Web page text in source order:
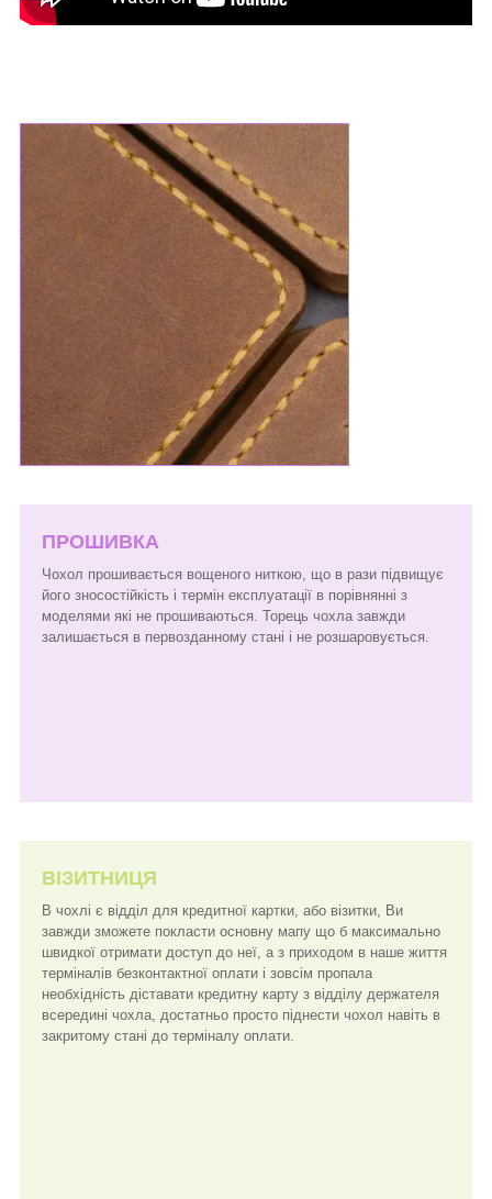
ПРОШИВКА
Чохол прошивається вощеного ниткою, що в рази підвищує
його зносостійкість і термін експлуатації в порівнянні з
моделями які не прошиваються. Торець чохла завжди
залишається в первозданному стані і не розшаровується.
ВІЗИТНИЦЯ
В чохлі є відділ для кредитної картки, або візитки, Ви
завжди зможете покласти основну мапу що б максимально
швидкої отримати доступ до неї, а з приходом в наше життя
терміналів безконтактної оплати і зовсім пропала
необхідність діставати кредитну карту з відділу держателя
всередині чохла, достатньо просто піднести чохол навіть в
закритому стані до терміналу оплати.